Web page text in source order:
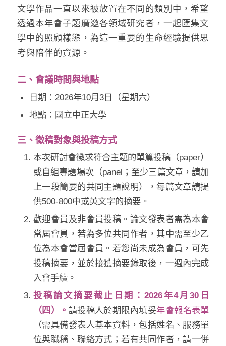
文學作品一直以來被放置在不同的類別中，希望
透過本年會子題廣邀各領域研究者，一起匯集文
學中的照顧樣態，為這一重要的生命經驗提供思
考與陪伴的資源。
二、會議時間與地點
日期：2026年10月3日（星期六）
地點：國立中正大學
三、徵稿對象與投稿方式
本次研討會徵求符合主題的單篇投稿（paper）
或自組專題場次（panel；至少三篇文章，請加
上一段簡要的共同主題說明），每篇文章請提
供500-800中或英文字的摘要。
歡迎會員及非會員投稿。論文發表者需為本會
當屆會員，若為多位共同作者，其中需至少乙
位為本會當屆會員。若您尚未成為會員，可先
投稿摘要，並於接獲摘要錄取後，一週內完成
入會手續。
投稿論文摘要截止日期： 2026年4月30日
（四）。 請投稿人於期限內填妥年會報名表單
（需具備發表人基本資料，包括姓名、服務單
位與職稱、聯絡方式；若有共同作者，請一併